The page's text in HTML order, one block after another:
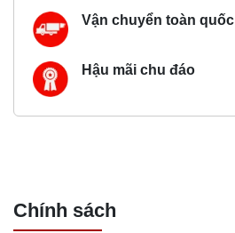
Vận chuyển toàn quốc
Hậu mãi chu đáo
Chính sách